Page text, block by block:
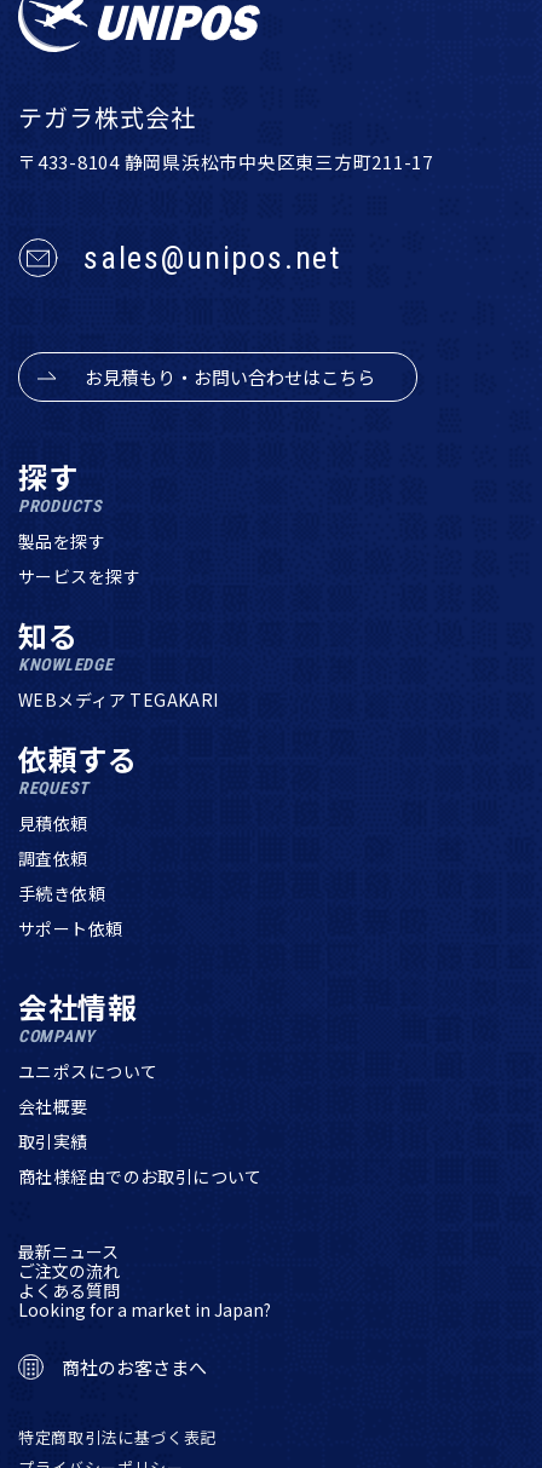
テガラ株式会社
〒433-8104 静岡県浜松市中央区東三方町211-17
sales@unipos.net
お見積もり・お問い合わせはこちら
探す
PRODUCTS
製品を探す
サービスを探す
知る
KNOWLEDGE
WEBメディア TEGAKARI
依頼する
REQUEST
見積依頼
調査依頼
手続き依頼
サポート依頼
会社情報
COMPANY
ユニポスについて
会社概要
取引実績
商社様経由でのお取引について
最新ニュース
ご注文の流れ
よくある質問
Looking for a market in Japan?
商社のお客さまへ
特定商取引法に基づく表記